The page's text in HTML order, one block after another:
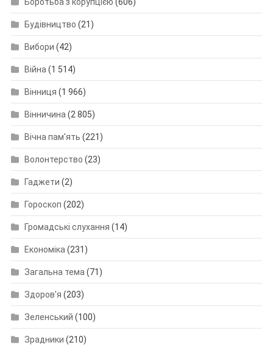
Будівництво (21)
Вибори (42)
Війна (1 514)
Вінниця (1 966)
Вінничина (2 805)
Вічна пам'ять (221)
Волонтерство (23)
Гаджети (2)
Гороскоп (202)
Громадські слухання (14)
Економіка (231)
Загальна тема (71)
Здоров'я (203)
Зеленський (100)
Зрадники (210)